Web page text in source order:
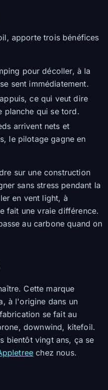
apporte trois bénéfices
pour décoller, à la
sent immédiatement.
ce qui veut dire
planche qui se tord.
arrivent nets et
le pilotage gagne en
sur une construction
sans stress pendant la
en vent light, à
fait une vraie différence.
au carbone quand on
Cette marque
à l'origine dans un
se fait au
downwind, kitefoil.
bientôt vingt ans, ça se
chez nous.